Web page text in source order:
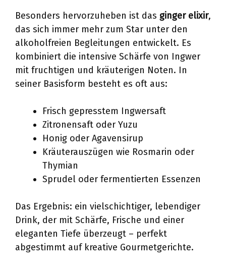
Besonders hervorzuheben ist das ginger elixir,
das sich immer mehr zum Star unter den
alkoholfreien Begleitungen entwickelt. Es
kombiniert die intensive Schärfe von Ingwer
mit fruchtigen und kräuterigen Noten. In
seiner Basisform besteht es oft aus:
Frisch gepresstem Ingwersaft
Zitronensaft oder Yuzu
Honig oder Agavensirup
Kräuterauszügen wie Rosmarin oder
Thymian
Sprudel oder fermentierten Essenzen
Das Ergebnis: ein vielschichtiger, lebendiger
Drink, der mit Schärfe, Frische und einer
eleganten Tiefe überzeugt – perfekt
abgestimmt auf kreative Gourmetgerichte.